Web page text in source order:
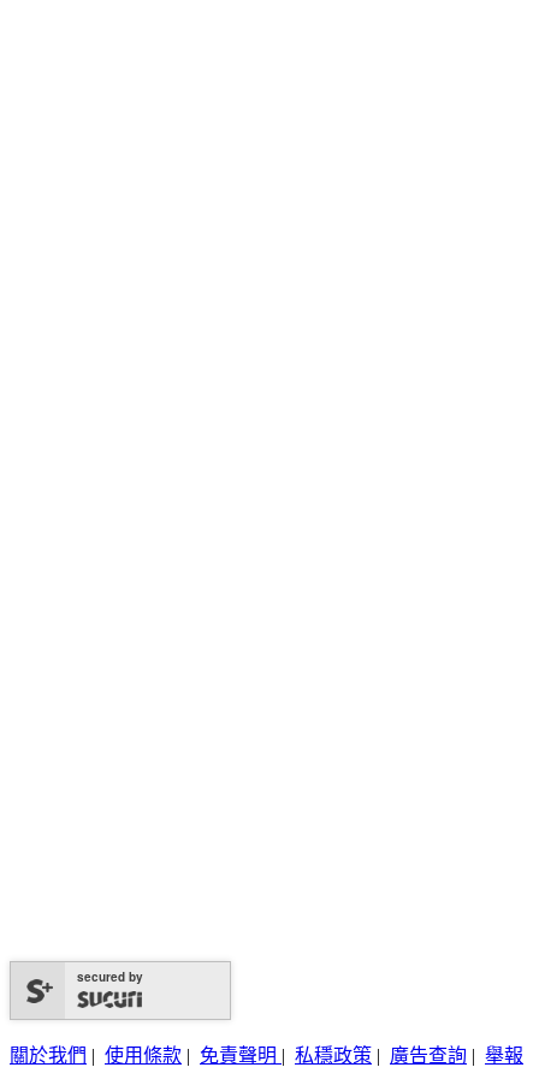
secured by
關於我們 | 使用條款 | 免責聲明 | 私穩政策 | 廣告查詢 | 舉報